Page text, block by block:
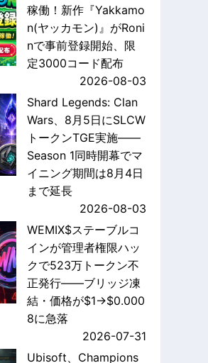
稼働！新作『Yakkamo
n(ヤッカモン)』がRoni
nで事前登録開始、限
定3000コード配布
2026-08-03
Shard Legends: Clan
Wars、8月5日にSLCW
トークンTGE実施——
Season 1同時開幕でマ
イニング期間は8月4日
まで延長
2026-08-03
WEMIX$ステーブルコ
インが管理者権限ハッ
クで523万トークン不
正発行——ブリッジ凍
結・価格が$1→$0.000
8に急落
2026-07-31
Ubisoft、Champions